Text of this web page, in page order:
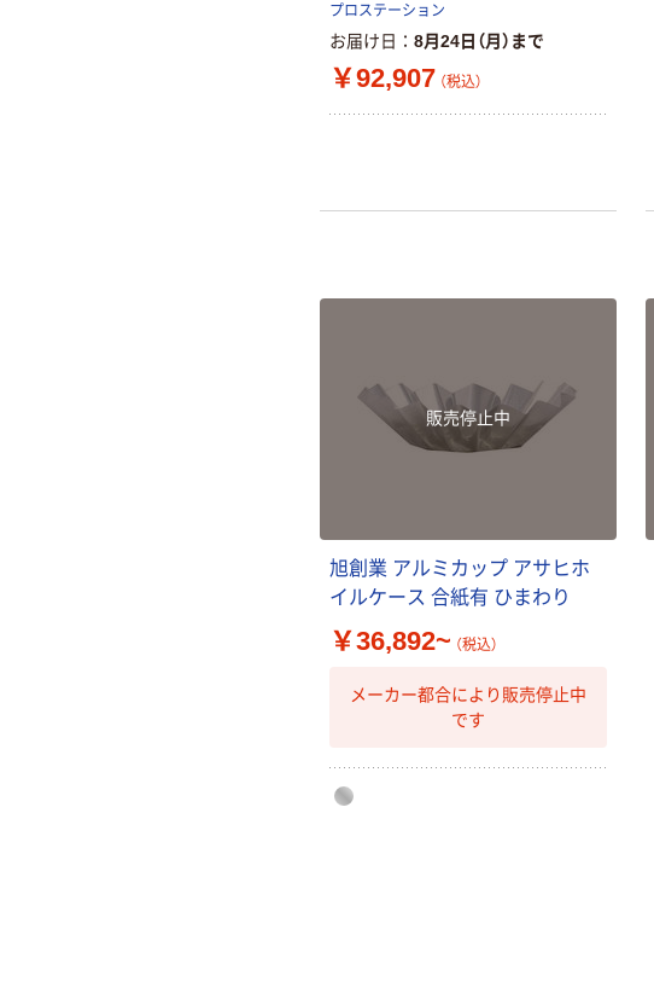
プロステーション
お届け日 8月24日（月）まで
￥92,907 （税込）
販売停止中
旭創業 アルミカップ アサヒホ
イルケース 合紙有 ひまわり
￥36,892~ （税込）
メーカー都合により販売停止中
です